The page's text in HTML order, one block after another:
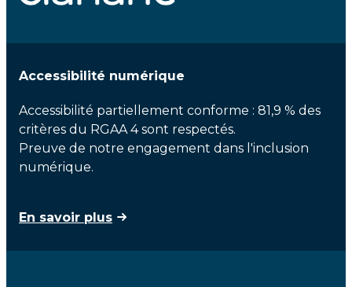
Accessibilité numérique
Accessibilité partiellement conforme : 81,9 % des
critères du RGAA 4 sont respectés.
Preuve de notre engagement dans l'inclusion
numérique.
En savoir plus